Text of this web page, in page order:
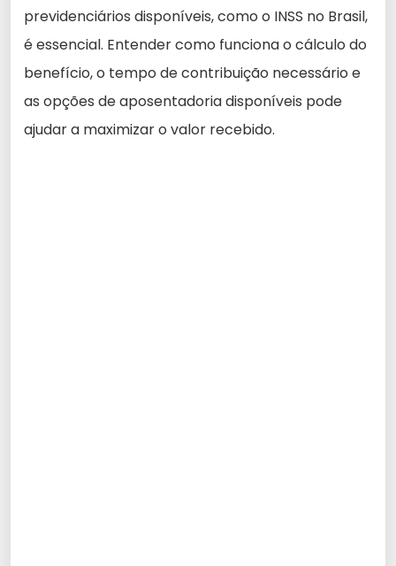
previdenciários disponíveis, como o INSS no Brasil,
é essencial. Entender como funciona o cálculo do
benefício, o tempo de contribuição necessário e
as opções de aposentadoria disponíveis pode
ajudar a maximizar o valor recebido.